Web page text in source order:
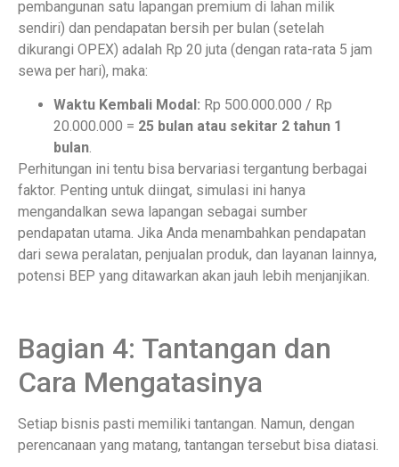
pembangunan satu lapangan premium di lahan milik
sendiri) dan pendapatan bersih per bulan (setelah
dikurangi OPEX) adalah Rp 20 juta (dengan rata-rata 5 jam
sewa per hari), maka:
Waktu Kembali Modal: Rp 500.000.000 / Rp
20.000.000 = 25 bulan atau sekitar 2 tahun 1
bulan.
Perhitungan ini tentu bisa bervariasi tergantung berbagai
faktor. Penting untuk diingat, simulasi ini hanya
mengandalkan sewa lapangan sebagai sumber
pendapatan utama. Jika Anda menambahkan pendapatan
dari sewa peralatan, penjualan produk, dan layanan lainnya,
potensi BEP yang ditawarkan akan jauh lebih menjanjikan.
Bagian 4: Tantangan dan
Cara Mengatasinya
Setiap bisnis pasti memiliki tantangan. Namun, dengan
perencanaan yang matang, tantangan tersebut bisa diatasi.